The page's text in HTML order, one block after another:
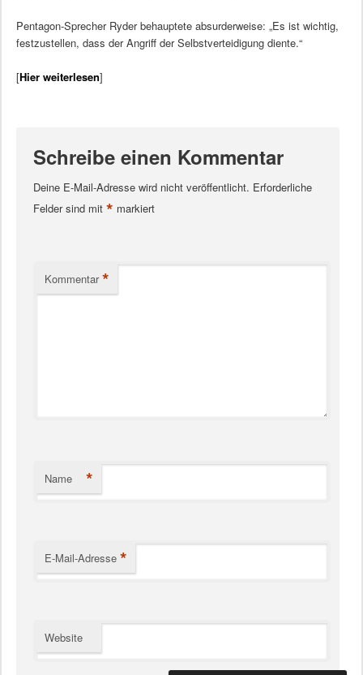
Pentagon-Sprecher Ryder behauptete absurderweise: „Es ist wichtig,
festzustellen, dass der Angriff der Selbstverteidigung diente.“
[Hier weiterlesen]
Schreibe einen Kommentar
Deine E-Mail-Adresse wird nicht veröffentlicht. Erforderliche
Felder sind mit * markiert
Kommentar *
Name *
E-Mail-Adresse *
Website